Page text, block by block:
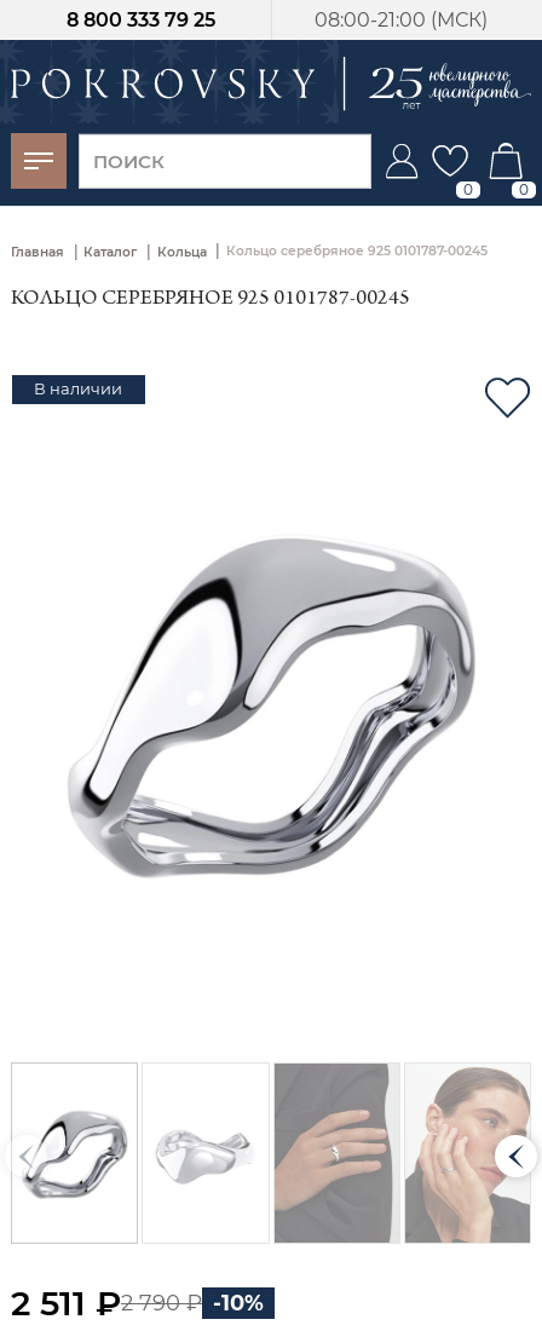
08:00-21:00 (МСК)
8 800 333 79 25
0 0
Главная | Каталог | Кольца Кольцо серебряное 925 0101787-00245
КОЛЬЦО СЕРЕБРЯНОЕ 925 0101787-00245
В наличии
2 511 ₽2 790 ₽ -10%
-30%
от 15 дней с
момента оплаты